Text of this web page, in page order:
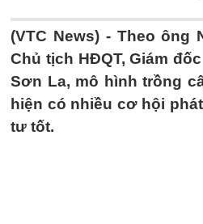
(VTC News) - Theo ông
Chủ tịch HĐQT, Giám
Sơn La, mô hình trồng
hiện có nhiều cơ hội
tư tốt.